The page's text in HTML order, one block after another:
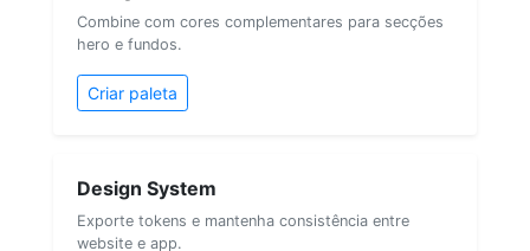
Combine com cores complementares para secções
hero e fundos.
Criar paleta
Design System
Exporte tokens e mantenha consistência entre
website e app.